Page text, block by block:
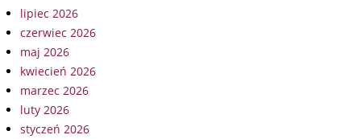
lipiec 2026
czerwiec 2026
maj 2026
kwiecień 2026
marzec 2026
luty 2026
styczeń 2026